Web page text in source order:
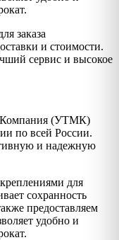
заказа
и стоимости.
сервис и высокое
Компания (УТМК)
по всей России.
и надежную
для
сохранность
предоставляем
удобно и